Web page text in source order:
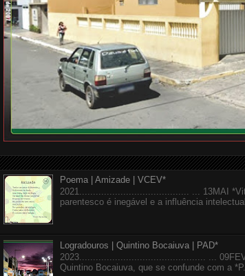
Poema | Amizade | VCEV*
2021........................................ ... 13MAI
parentesco é inegável e a influência
Logradouros | Quintino Bocaiuva | PAD*
2023.............................................. ...
Quintino Bocaiuva, que se confunde com a